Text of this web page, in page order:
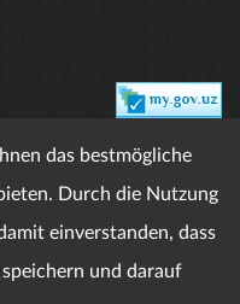
ist Referenz
das bestmögliche
Durch die Nutzung
einverstanden, dass
und darauf